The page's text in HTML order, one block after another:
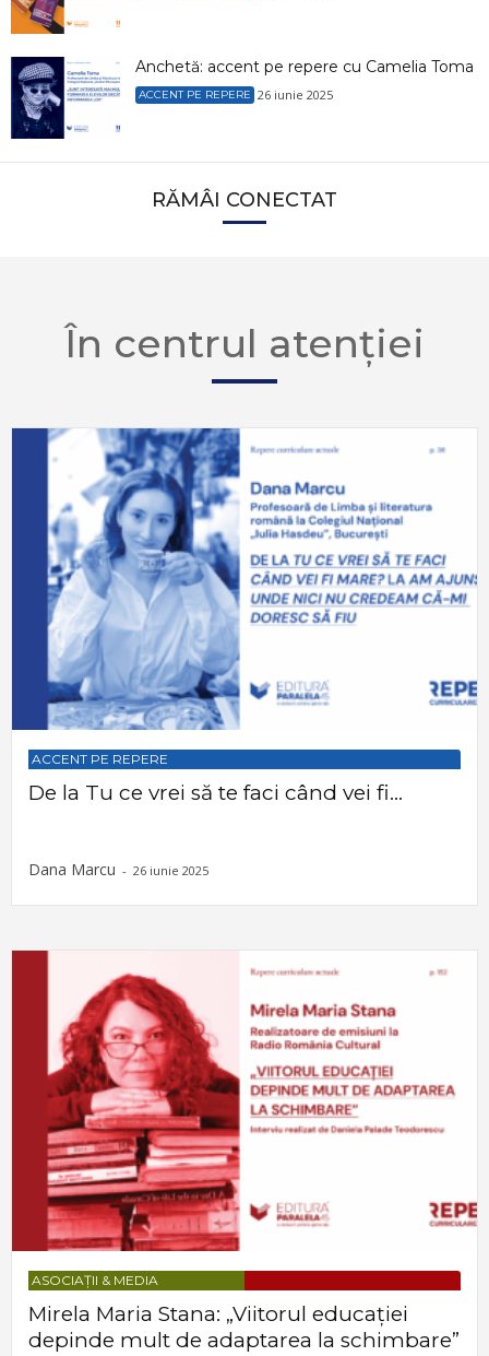
Anchetă: accent pe repere cu Camelia Toma
ACCENT PE REPERE 26 iunie 2025
RĂMÂI CONECTAT
În centrul atenției
ACCENT PE REPERE
De la Tu ce vrei să te faci când vei fi...
Dana Marcu - 26 iunie 2025
ASOCIAȚII & MEDIA
Mirela Maria Stana: „Viitorul educației
depinde mult de adaptarea la schimbare”